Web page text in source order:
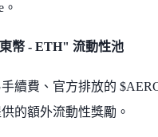
幣 - ETH" 流動性池
續費、官方排放的
的額外流動性獎勵。